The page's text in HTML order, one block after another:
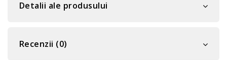
Detalii ale produsului
Recenzii (0)